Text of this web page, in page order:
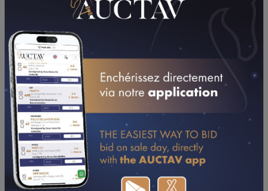
TÉLÉCHARGER LE PDF
07/04/15 6ÈMEPRIX DOROPHEA (VINCENNES - PP)
21/03/15 DA PRIX DE MEAUX (VINCENNES - GP)
08/03/15 N.CPRIX DE LISIEUX (BORDEAUX)
26/02/15 8ÈME PRIX VINDEX (VINCENNES - GP)
31/01/15 7ÈMEPRIX D'AVIGNON (VINCENNES - GP)
11/01/15 6ÈME PRIX DE RIBERAC (VINCENNES - GP)
CONSULTER SA FICHE SUR LETROT.COM